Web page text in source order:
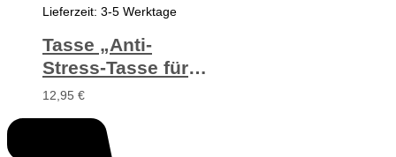
Lieferzeit: 3-5 Werktage
Tasse „Anti-
Stress-Tasse für
meinen Schatz“
12,95 €